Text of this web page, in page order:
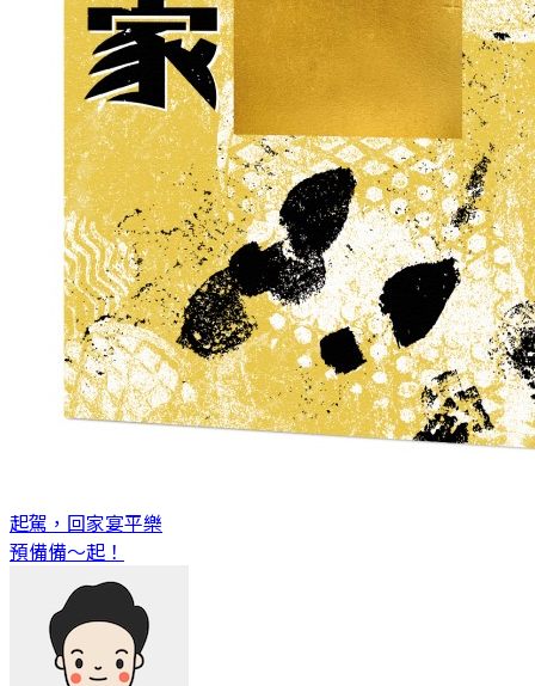
起駕，回家宴平樂
預備備～起！